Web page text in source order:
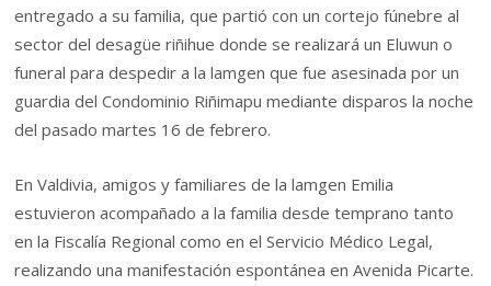
entregado a su familia, que partió con un cortejo fúnebre al
sector del desagüe riñihue donde se realizará un Eluwun o
funeral para despedir a la lamgen que fue asesinada por un
guardia del Condominio Riñimapu mediante disparos la noche
del pasado martes 16 de febrero.
En Valdivia, amigos y familiares de la lamgen Emilia
estuvieron acompañado a la familia desde temprano tanto
en la Fiscalía Regional como en el Servicio Médico Legal,
realizando una manifestación espontánea en Avenida Picarte.